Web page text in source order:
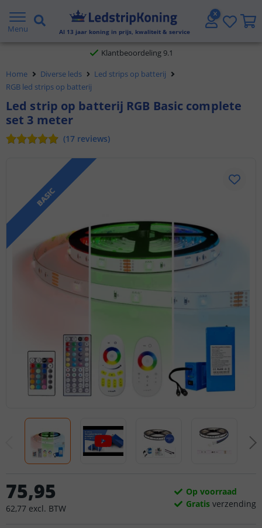
Menu Al 13 jaar koning in prijs, kwaliteit & service
Gratis verzending vanaf € 20,- NL en BE
Klantbeoordeling 9.1
Voor 23:45 uur besteld,morgen in huis
Home Diverse leds
Led strips op batterij
RGB led strips op batterij
Led strip op batterij RGB Basic complete
set 3 meter
(17 reviews)
BASIC
75,95
62,77 excl. BTW
Op voorraad
Gratis verzending